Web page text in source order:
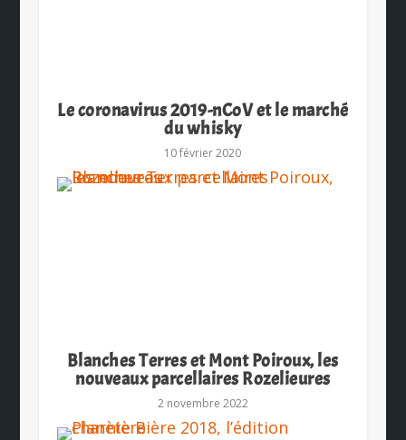
Le coronavirus 2019-nCoV et le marché
du whisky
10 février 2020
Blanches Terres et Mont Poiroux, les
nouveaux parcellaires Rozelieures
2 novembre 2022